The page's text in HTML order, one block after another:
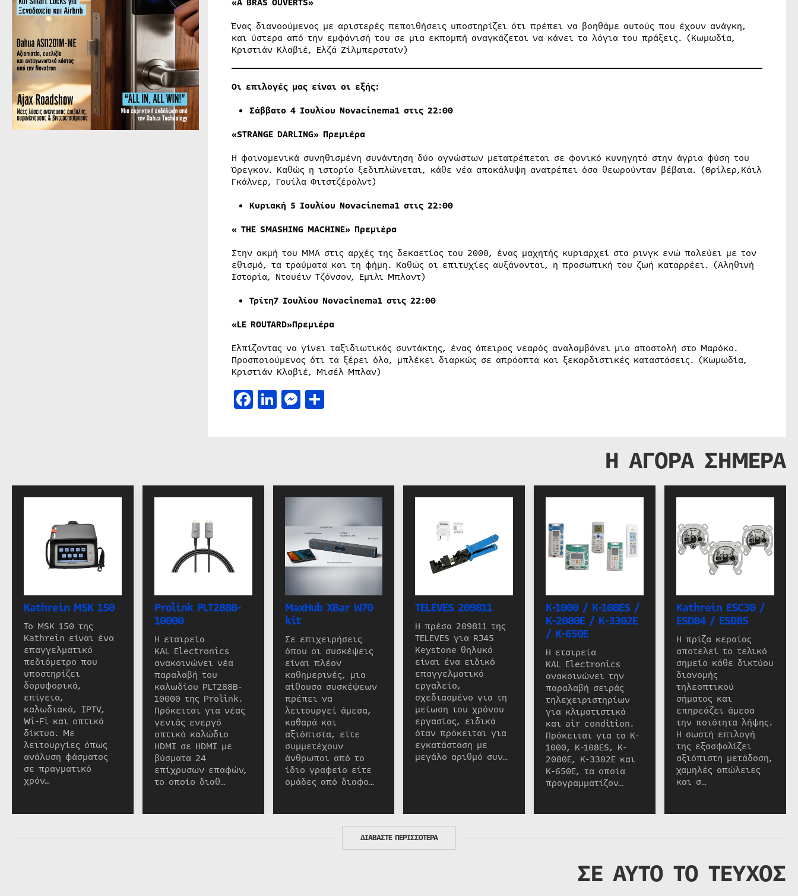
Ένας διανοούμενος με αριστερές πεποιθήσεις υποστηρίζει ότι πρέπει να βοηθάμε αυτούς που έχουν ανάγκη,
και ύστερα από την εμφάνισή του σε μια εκπομπή αναγκάζεται να κάνει τα λόγια του πράξεις. (Κωμωδία,
Κριστιάν Κλαβιέ, Ελζά Ζίλμπερσταϊν)
Οι επιλογές μας είναι οι εξής:
Σάββατο 4 Ιουλίου Novacinema1 στις 22:00
«STRANGE DARLING» Πρεμιέρα
Η φαινομενικά συνηθισμένη συνάντηση δύο αγνώστων μετατρέπεται σε φονικό κυνηγητό στην άγρια φύση του
Όρεγκον. Καθώς η ιστορία ξεδιπλώνεται, κάθε νέα αποκάλυψη ανατρέπει όσα θεωρούνταν βέβαια. (Θρίλερ,Κάιλ
Γκάλνερ, Γουίλα Φιτστζέραλντ)
Κυριακή 5 Ιουλίου Novacinema1 στις 22:00
« THE SMASHING MACHINE» Πρεμιέρα
Στην ακμή του MMA στις αρχές της δεκαετίας του 2000, ένας μαχητής κυριαρχεί στα ρινγκ ενώ παλεύει με τον
εθισμό, τα τραύματα και τη φήμη. Καθώς οι επιτυχίες αυξάνονται, η προσωπική του ζωή καταρρέει. (Αληθινή
Ιστορία, Ντουέιν Τζόνσον, Εμιλι Μπλαντ)
Τρίτη7 Ιουλίου Novacinema1 στις 22:00
«LE ROUTARD»Πρεμιέρα
Ελπίζοντας να γίνει ταξιδιωτικός συντάκτης, ένας άπειρος νεαρός αναλαμβάνει μια αποστολή στο Μαρόκο.
Προσποιούμενος ότι τα ξέρει όλα, μπλέκει διαρκώς σε απρόοπτα και ξεκαρδιστικές καταστάσεις. (Κωμωδία,
Κριστιάν Κλαβιέ, Μισέλ Μπλαν)
Facebook
LinkedIn
Messenger
Μοιραστείτε
Η ΑΓΟΡΑ ΣΗΜΕΡΑ
Kathrein MSK 150
Το MSK 150 της
Kathrein είναι ένα
επαγγελματικό
πεδιόμετρο που
υποστηρίζει
δορυφορικά,
επίγεια,
καλωδιακά, IPTV,
Wi-Fi και οπτικά
δίκτυα. Με
λειτουργίες όπως
ανάλυση φάσματος
σε πραγματικό
χρόν…
Prolink PLT288B-
10000
Η εταιρεία
KAL Electronics
ανακοινώνει νέα
παραλαβή του
καλωδίου PLT288B-
10000 της Prolink.
Πρόκειται για νέας
γενιάς ενεργό
οπτικό καλώδιο
HDMI σε HDMI με
βύσματα 24
επίχρυσων επαφών,
το οποίο διαθ…
MaxHub XBar W70
kit
Σε επιχειρήσεις
όπου οι συσκέψεις
είναι πλέον
καθημερινές, μια
αίθουσα συσκέψεων
πρέπει να
λειτουργεί άμεσα,
καθαρά και
αξιόπιστα, είτε
συμμετέχουν
άνθρωποι από το
ίδιο γραφείο είτε
ομάδες από διαφο…
TELEVES 209811
Η πρέσα 209811 της
TELEVES για RJ45
Keystone θηλυκό
είναι ένα ειδικό
επαγγελματικό
εργαλείο,
σχεδιασμένο για τη
μείωση του χρόνου
εργασίας, ειδικά
όταν πρόκειται για
εγκατάσταση με
μεγάλο αριθμό συν…
K-1000 / K-108ES /
K-2080E / K-3302E
/ K-650E
Η εταιρεία
KAL Electronics
ανακοινώνει την
παραλαβή σειράς
τηλεχειριστηρίων
για κλιματιστικά
και air condition.
Πρόκειται για τα K-
1000, K-108ES, K-
2080E, K-3302E και
K-650E, τα οποία
προγραμματίζον…
Kathrein ESC30 /
ESD84 / ESD85
Η πρίζα κεραίας
αποτελεί το τελικό
σημείο κάθε δικτύου
διανομής
τηλεοπτικού
σήματος και
επηρεάζει άμεσα
την ποιότητα λήψης.
Η σωστή επιλογή
της εξασφαλίζει
αξιόπιστη μετάδοση,
χαμηλές απώλειες
και σ…
ΔΙΑΒΑΣΤΕ ΠΕΡΙΣΣΟΤΕΡΑ
ΣΕ ΑΥΤΟ ΤΟ ΤΕΥΧΟΣ